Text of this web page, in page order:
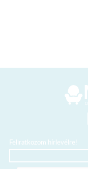
Feliratkozom hírlevélre!